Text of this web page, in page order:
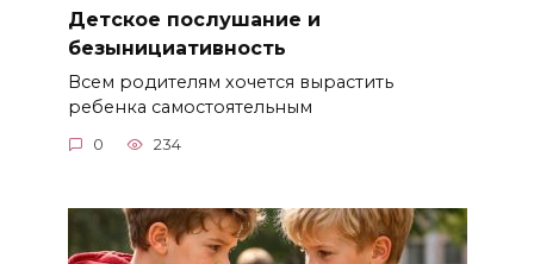
Детское послушание и
безынициативность
Всем родителям хочется вырастить
ребенка самостоятельным
0 234